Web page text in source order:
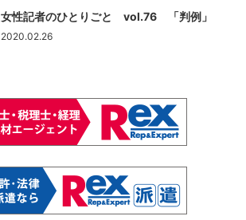
女性記者のひとりごと vol.76 「判例」
2020.02.26